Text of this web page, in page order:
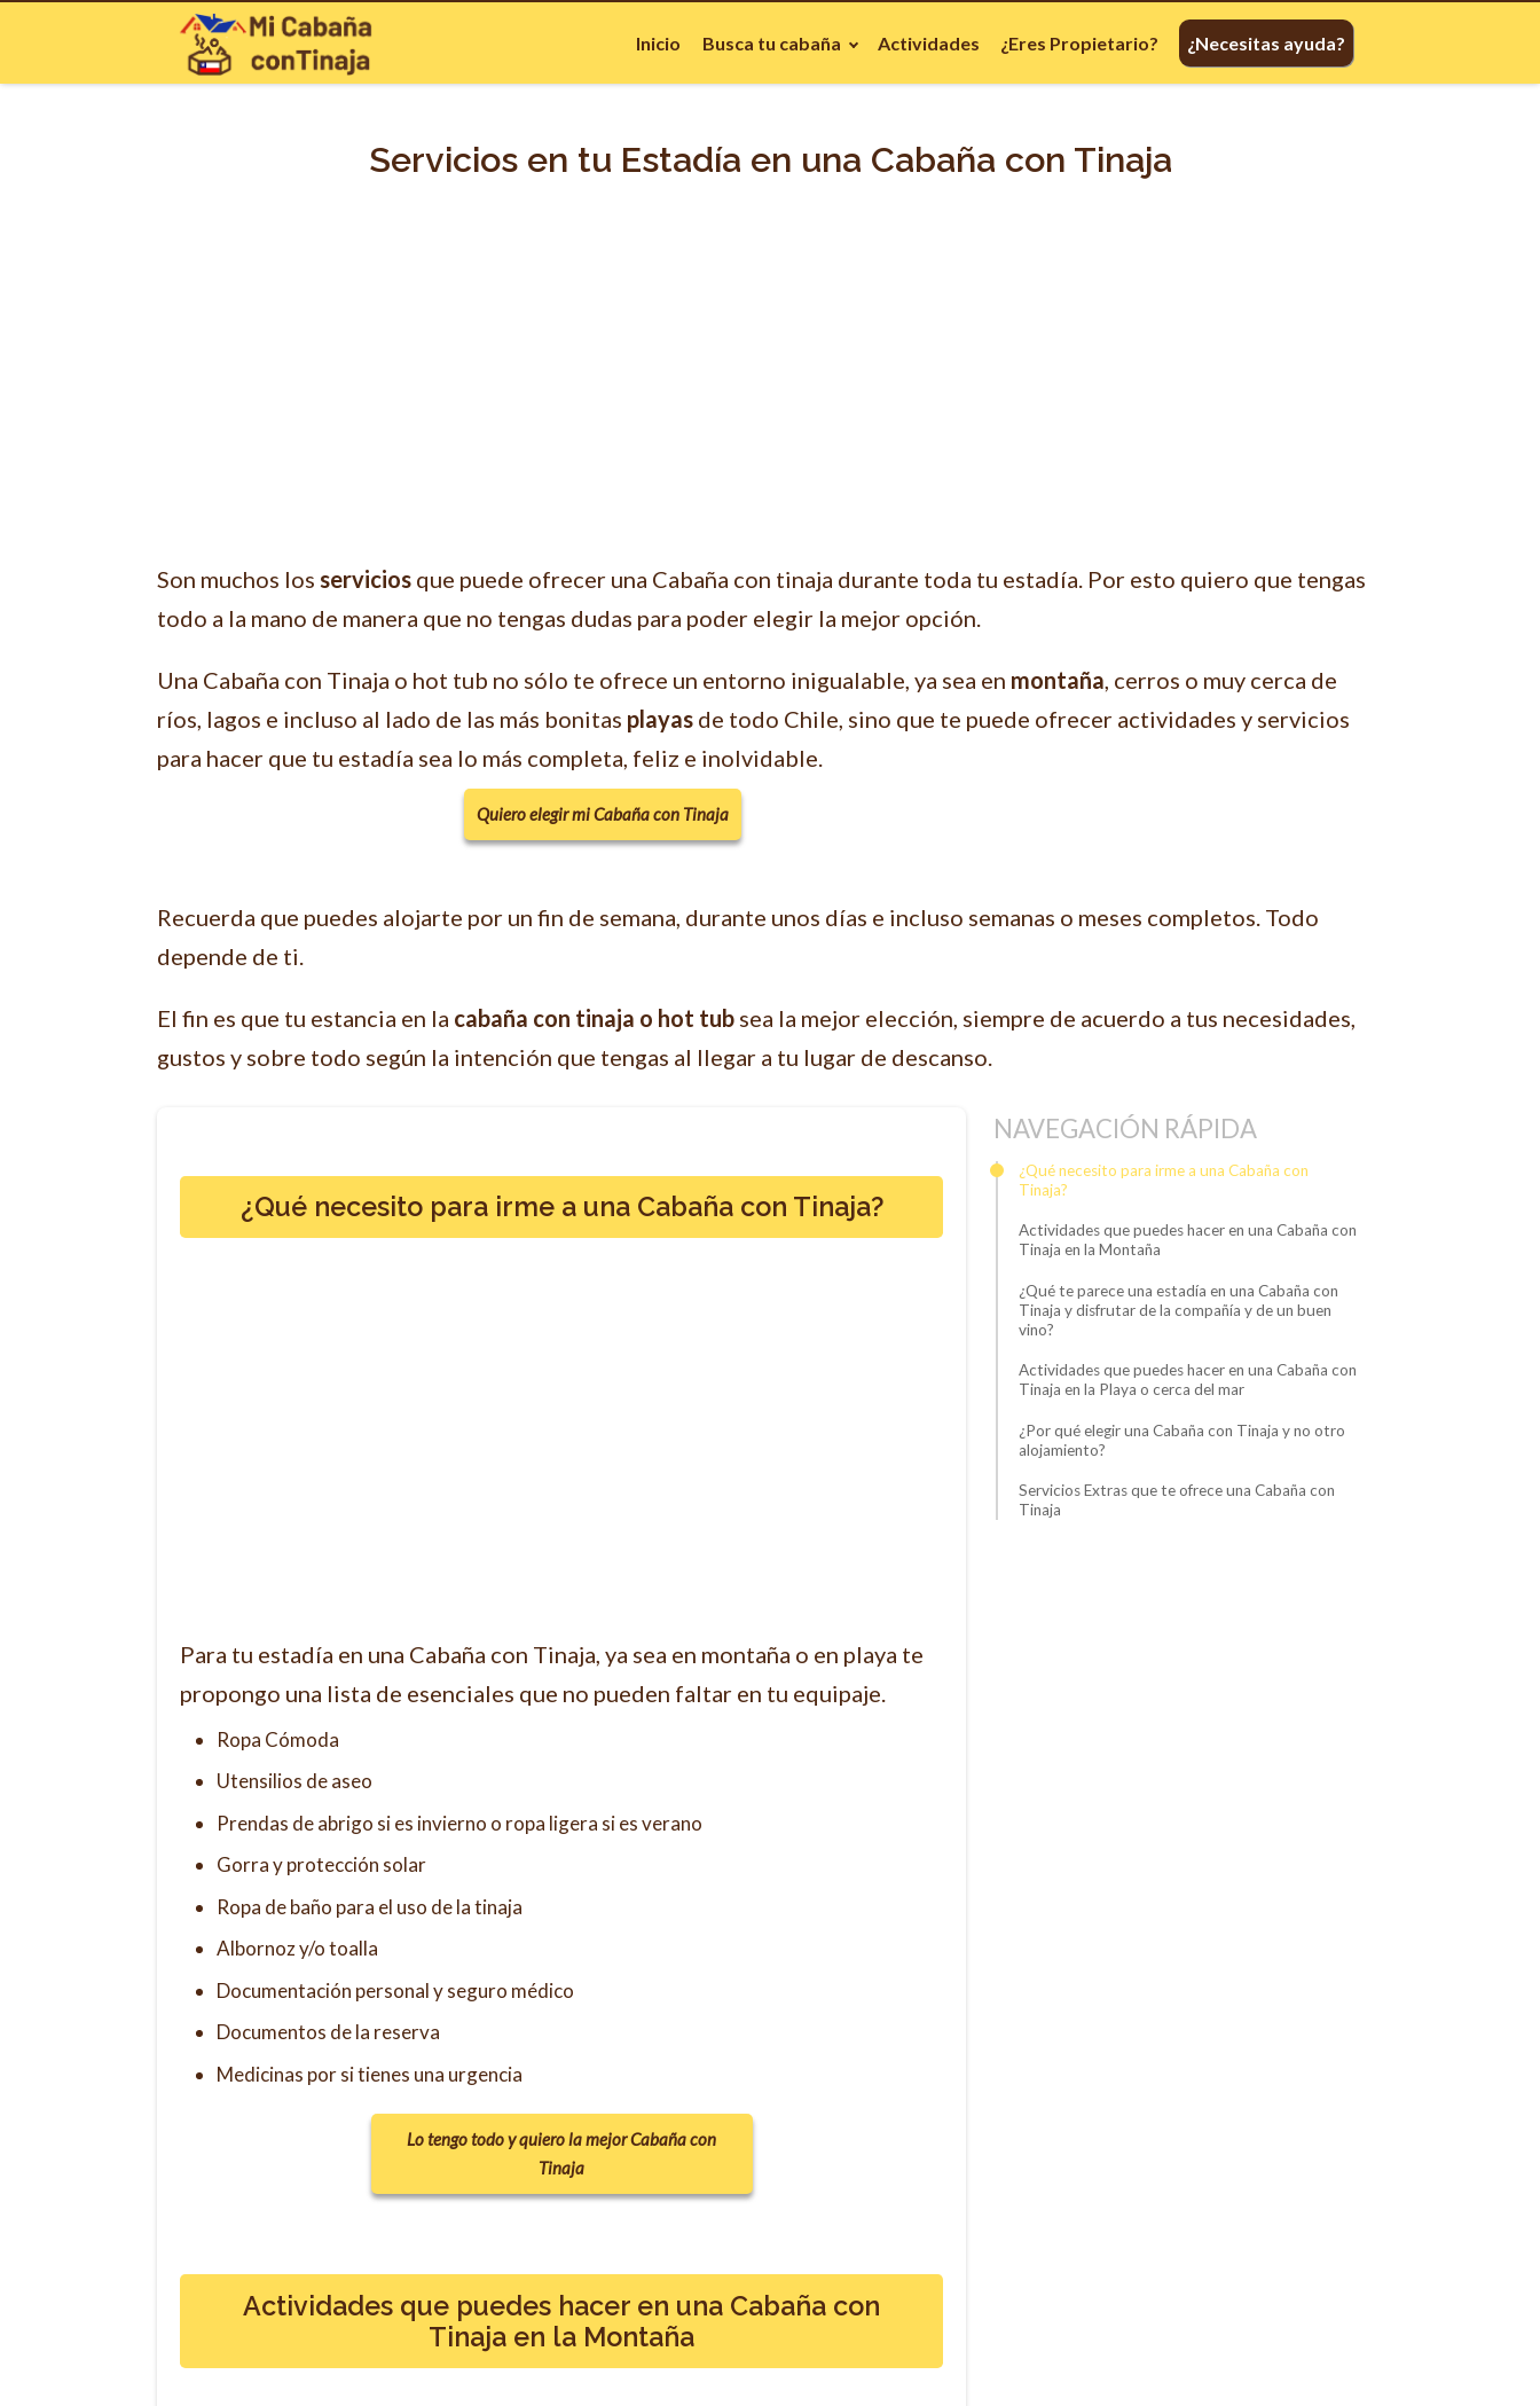
Inicio Busca tu cabaña Actividades ¿Eres Propietario? ¿Necesitas ayuda?
Servicios en tu Estadía en una Cabaña con Tinaja
Son muchos los servicios que puede ofrecer una Cabaña con tinaja durante toda tu estadía. Por esto quiero que tengas
todo a la mano de manera que no tengas dudas para poder elegir la mejor opción.
Una Cabaña con Tinaja o hot tub no sólo te ofrece un entorno inigualable, ya sea en montaña , cerros o muy cerca de
ríos, lagos e incluso al lado de las más bonitas playas de todo Chile, sino que te puede ofrecer actividades y servicios
para hacer que tu estadía sea lo más completa, feliz e inolvidable.
Quiero elegir mi Cabaña con Tinaja
Recuerda que puedes alojarte por un fin de semana, durante unos días e incluso semanas o meses completos. Todo
depende de ti.
El fin es que tu estancia en la cabaña con tinaja o hot tub sea la mejor elección, siempre de acuerdo a tus necesidades,
gustos y sobre todo según la intención que tengas al llegar a tu lugar de descanso.
NAVEGACIÓN RÁPIDA
¿Qué necesito para irme a una Cabaña con
Tinaja?
Actividades que puedes hacer en una Cabaña con
Tinaja en la Montaña
¿Qué te parece una estadía en una Cabaña con
Tinaja y disfrutar de la compañía y de un buen
vino?
Actividades que puedes hacer en una Cabaña con
Tinaja en la Playa o cerca del mar
¿Por qué elegir una Cabaña con Tinaja y no otro
alojamiento?
Servicios Extras que te ofrece una Cabaña con
Tinaja
¿Qué necesito para irme a una Cabaña con Tinaja?
Para tu estadía en una Cabaña con Tinaja, ya sea en montaña o en playa te
propongo una lista de esenciales que no pueden faltar en tu equipaje.
Ropa Cómoda
Utensilios de aseo
Prendas de abrigo si es invierno o ropa ligera si es verano
Gorra y protección solar
Ropa de baño para el uso de la tinaja
Albornoz y/o toalla
Documentación personal y seguro médico
Documentos de la reserva
Medicinas por si tienes una urgencia
Lo tengo todo y quiero la mejor Cabaña con
Tinaja
Actividades que puedes hacer en una Cabaña con
Tinaja en la Montaña